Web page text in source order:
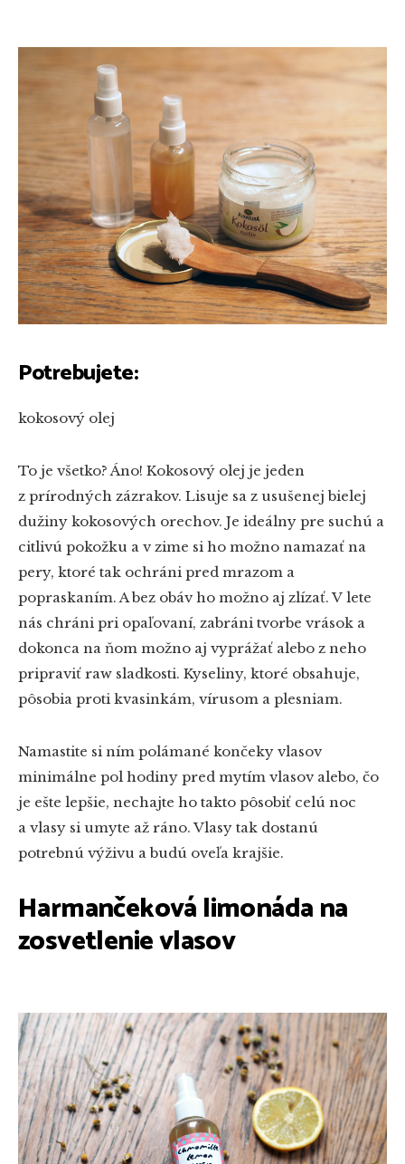
Potrebujete:
kokosový olej
To je všetko? Áno! Kokosový olej je jeden
z prírodných zázrakov. Lisuje sa z usušenej bielej
dužiny kokosových orechov. Je ideálny pre suchú a
citlivú pokožku a v zime si ho možno namazať na
pery, ktoré tak ochráni pred mrazom a
popraskaním. A bez obáv ho možno aj zlízať. V lete
nás chráni pri opaľovaní, zabráni tvorbe vrások a
dokonca na ňom možno aj vyprážať alebo z neho
pripraviť raw sladkosti. Kyseliny, ktoré obsahuje,
pôsobia proti kvasinkám, vírusom a plesniam.
Namastite si ním polámané končeky vlasov
minimálne pol hodiny pred mytím vlasov alebo, čo
je ešte lepšie, nechajte ho takto pôsobiť celú noc
a vlasy si umyte až ráno. Vlasy tak dostanú
potrebnú výživu a budú oveľa krajšie.
Harmančeková limonáda na
zosvetlenie vlasov